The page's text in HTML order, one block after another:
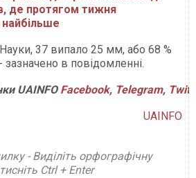
де протягом тижня
37 випало 25 мм, або 68 %
зазначено в повідомленні.
UAINFO Facebook, Telegram,
UAINFO
- Виділіть орфографічну
Ctrl + Enter